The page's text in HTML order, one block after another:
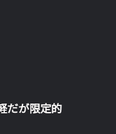
だが限定的